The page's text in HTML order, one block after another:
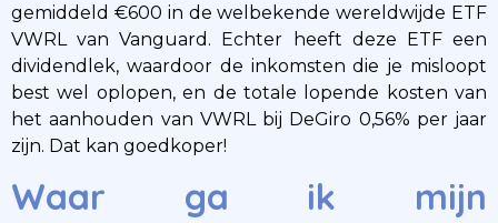
gemiddeld €600 in de welbekende wereldwijde ETF
VWRL van Vanguard. Echter heeft deze ETF een
dividendlek, waardoor de inkomsten die je misloopt
best wel oplopen, en de totale lopende kosten van
het aanhouden van VWRL bij DeGiro 0,56% per jaar
zijn. Dat kan goedkoper!
Waar ga ik mijn